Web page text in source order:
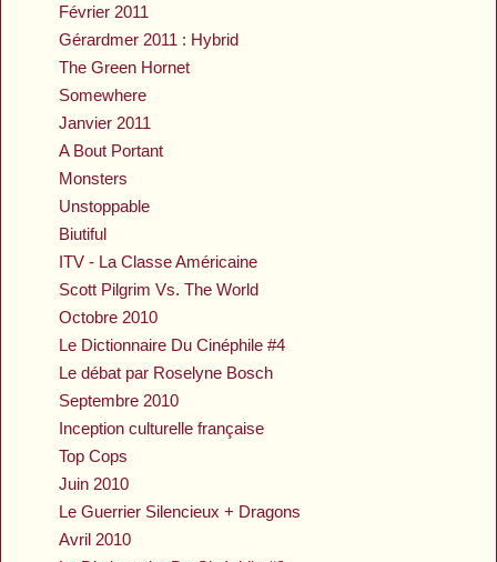
Février 2011
Gérardmer 2011 : Hybrid
The Green Hornet
Somewhere
Janvier 2011
A Bout Portant
Monsters
Unstoppable
Biutiful
ITV - La Classe Américaine
Scott Pilgrim Vs. The World
Octobre 2010
Le Dictionnaire Du Cinéphile #4
Le débat par Roselyne Bosch
Septembre 2010
Inception culturelle française
Top Cops
Juin 2010
Le Guerrier Silencieux + Dragons
Avril 2010